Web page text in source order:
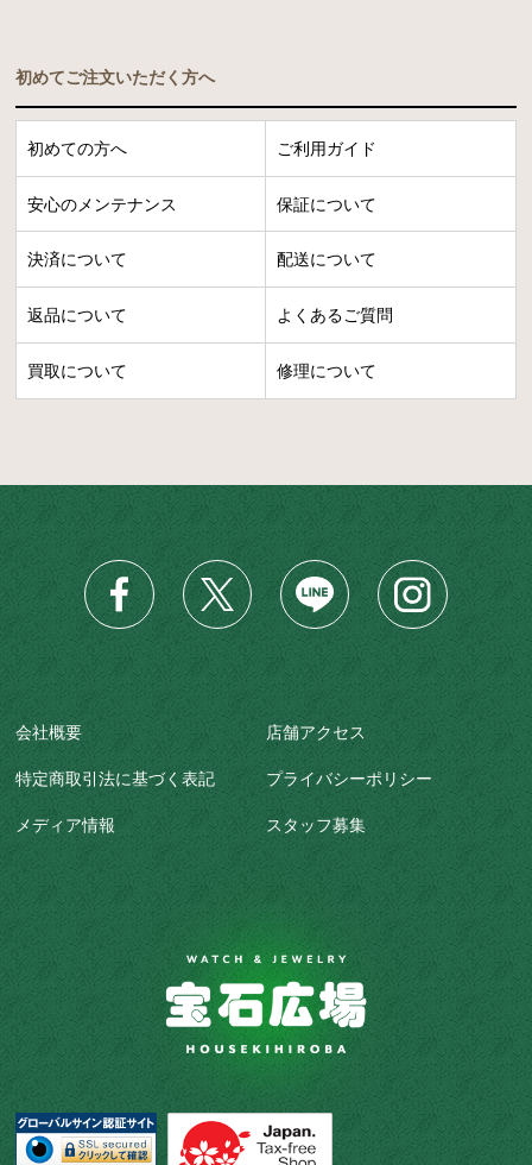
初めてご注文いただく方へ
初めての方へ ご利用ガイド
安心のメンテナンス 保証について
決済について 配送について
返品について よくあるご質問
買取について 修理について
会社概要 店舗アクセス
特定商取引法に基づく表記 プライバシーポリシー
メディア情報 スタッフ募集